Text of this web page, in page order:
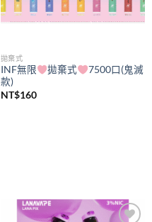
拋棄式
INF無限 拋棄式
7500口(鬼滅
款)
NT$160